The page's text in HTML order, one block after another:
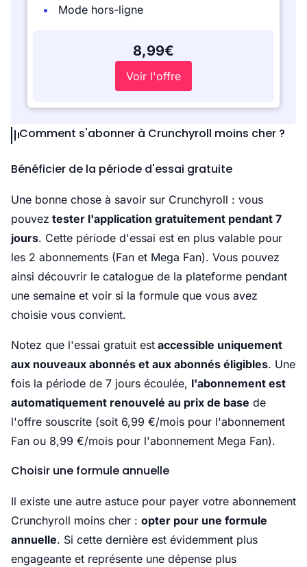
Mode hors-ligne
8,99€
Voir l'offre
Comment s'abonner à Crunchyroll moins cher ?
Bénéficier de la période d'essai gratuite
Une bonne chose à savoir sur Crunchyroll : vous
pouvez tester l'application gratuitement pendant 7
jours. Cette période d'essai est en plus valable pour
les 2 abonnements (Fan et Mega Fan). Vous pouvez
ainsi découvrir le catalogue de la plateforme pendant
une semaine et voir si la formule que vous avez
choisie vous convient.
Notez que l'essai gratuit est accessible uniquement
aux nouveaux abonnés et aux abonnés éligibles. Une
fois la période de 7 jours écoulée, l'abonnement est
automatiquement renouvelé au prix de base de
l'offre souscrite (soit 6,99 €/mois pour l'abonnement
Fan ou 8,99 €/mois pour l'abonnement Mega Fan).
Choisir une formule annuelle
Il existe une autre astuce pour payer votre abonnement
Crunchyroll moins cher : opter pour une formule
annuelle. Si cette dernière est évidemment plus
engageante et représente une dépense plus